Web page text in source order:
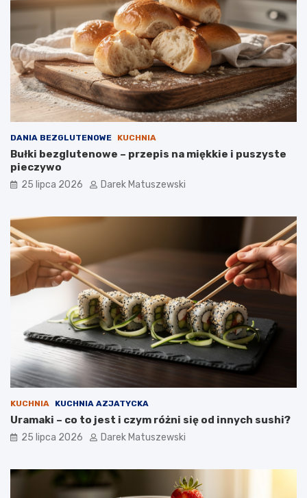
DANIA BEZGLUTENOWE KUCHNIA
Bułki bezglutenowe – przepis na miękkie i puszyste
pieczywo
25 lipca 2026 Darek Matuszewski
KUCHNIA KUCHNIA AZJATYCKA
Uramaki – co to jest i czym różni się od innych sushi?
25 lipca 2026 Darek Matuszewski